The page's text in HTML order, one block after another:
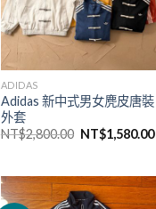
ADIDAS
Adidas 新中式男女麂皮唐裝
外套
NT$2,800.00 NT$1,580.00